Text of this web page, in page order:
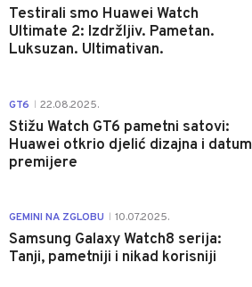
Testirali smo Huawei Watch
Ultimate 2: Izdržljiv. Pametan.
Luksuzan. Ultimativan.
GT6 22.08.2025.
Stižu Watch GT6 pametni satovi:
Huawei otkrio djelić dizajna i datum
premijere
GEMINI NA ZGLOBU 10.07.2025.
Samsung Galaxy Watch8 serija:
Tanji, pametniji i nikad korisniji